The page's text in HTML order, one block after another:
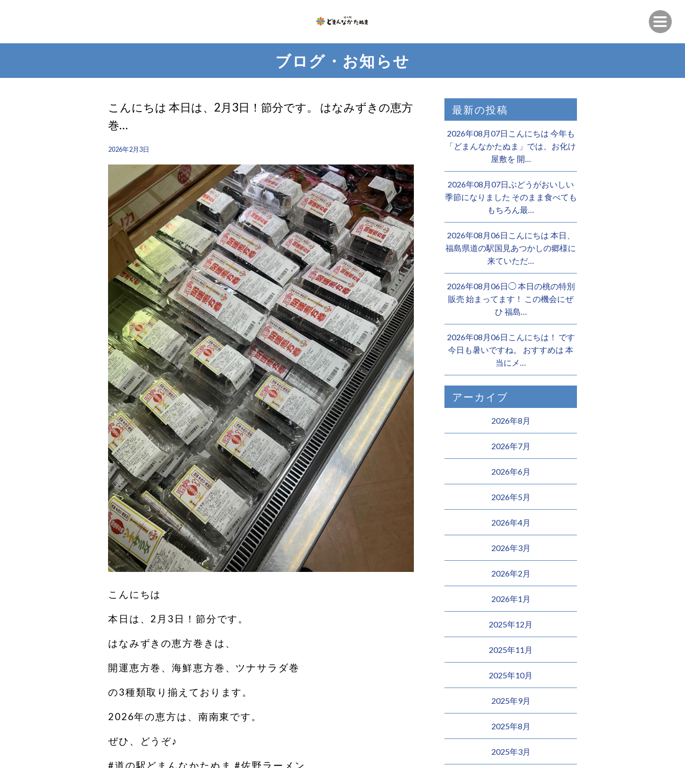
ブログ・お知らせ
こんにちは 本日は、2月3日！節分です。 はなみずきの恵方
巻…
2026年2月3日
こんにちは
本日は、2月3日！節分です。
はなみずきの恵方巻きは、
開運恵方巻、海鮮恵方巻、ツナサラダ巻
の3種類取り揃えております。
2026年の恵方は、南南東です。
ぜひ、どうぞ♪
#道の駅どまんなかたぬま #佐野ラーメン
最新の投稿
2026年08月07日こんにちは 今年も
「どまんなかたぬま」では、お化け
屋敷を 開…
2026年08月07日ぶどうがおいしい
季節になりました そのまま食べても
もちろん最…
2026年08月06日こんにちは 本日、
福島県道の駅国見あつかしの郷様に
来ていただ…
2026年08月06日◯ 本日の桃の特別
販売 始まってます！ この機会にぜ
ひ 福島…
2026年08月06日こんにちは！ です
今日も暑いですね。 おすすめは 本
当にメ…
アーカイブ
2026年8月
2026年7月
2026年6月
2026年5月
2026年4月
2026年3月
2026年2月
2026年1月
2025年12月
2025年11月
2025年10月
2025年9月
2025年8月
2025年3月